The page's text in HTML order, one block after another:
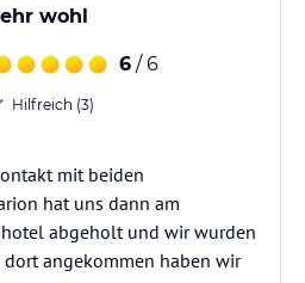
wohl
6 / 6
Hilfreich (3)
mit beiden
hat uns dann am
abgeholt und wir wurden
angekommen haben wir